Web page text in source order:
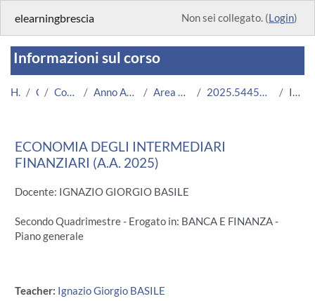
elearningbrescia Non sei collegato. (Login)
Informazioni sul corso
Home Corsi Corsi Istituzionali Anno Accademico 2025/2026 Area Economico-Statistica 2025.54454.2019.22.A004002.N0_22085 Introduzione
ECONOMIA DEGLI INTERMEDIARI
FINANZIARI (A.A. 2025)
Docente: IGNAZIO GIORGIO BASILE
Secondo Quadrimestre - Erogato in: BANCA E FINANZA -
Piano generale
Teacher: Ignazio Giorgio BASILE